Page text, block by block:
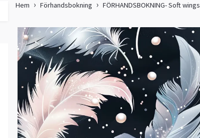
Hem Förhandsbokning FÖRHANDSBOKNING- Soft wings